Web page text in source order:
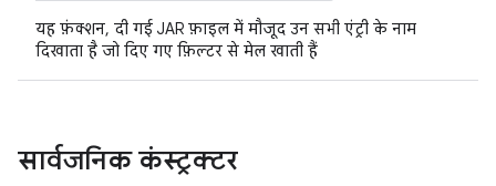
यह फ़ंक्शन, दी गई JAR फ़ाइल में मौजूद उन सभी एंट्री के नाम
दिखाता है जो दिए गए फ़िल्टर से मेल खाती हैं
सार्वजनिक कंस्ट्रक्टर